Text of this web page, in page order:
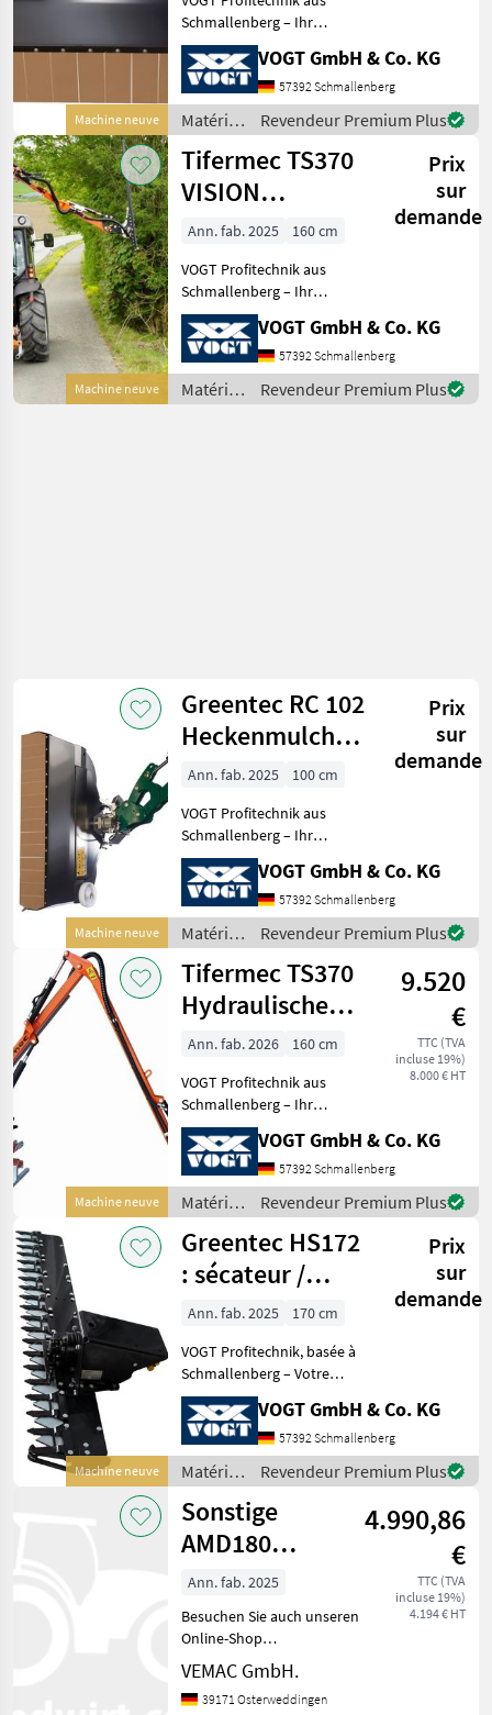
Machine neuve
Schmallenberg – Ihr
führender Anbieter für
professionelle
Landschaftspflegetechnik =
Mehrere VOGT-Standorte +
100 Servicepartner in
Deutsch
VOGT GmbH & Co. KG
57392 Schmallenberg
Matériels
pour
l’entretien
des
arbres /
Greentec
Revendeur Premium Plus
Machine neuve
Tifermec TS370
VISION
Heckenschere
/Heckenschneider
Prix
sur
demande
Ann. fab. 2025
160 cm
VOGT Profitechnik aus
Schmallenberg – Ihr
führender Anbieter für
professionelle
Landschaftspflegetechnik =
Mehrere VOGT-Standorte +
100 Servicepartner in
VOGT GmbH & Co. KG
57392 Schmallenberg
Matériels
pour
Revendeur Premium Plus
Machine neuve
Greentec RC 102
Heckenmulcher
für Ausleger
/Bagger
Prix
sur
demande
Ann. fab. 2025
100 cm
VOGT Profitechnik aus
Schmallenberg – Ihr
führender Anbieter für
professionelle
Landschaftspflegetechnik =
Mehrere VOGT-Standorte +
100 Servicepartner in
Deutsch
VOGT GmbH & Co. KG
57392 Schmallenberg
Matériels
pour
l’entretien
des
arbres /
Greentec
Revendeur Premium Plus
Machine neuve
Tifermec TS370
Hydraulische
Heckenschere
/Heckenschneider
9.520
€
TTC (TVA
incluse 19%)
8.000 € HT
Ann. fab. 2026
160 cm
VOGT Profitechnik aus
Schmallenberg – Ihr
führender Anbieter für
professionelle
Landschaftspflegetechnik =
Mehrere VOGT-Standorte +
100 Servicepartner in
Deutsch
VOGT GmbH & Co. KG
57392 Schmallenberg
Matériels
pour
l’entretien
des
arbres /
Tifermec
Revendeur Premium Plus
Machine neuve
Greentec HS172
: sécateur /
taille-haie pour
flèche
télescopique
Prix
sur
demande
Ann. fab. 2025
170 cm
VOGT Profitechnik, basée à
Schmallenberg – Votre
fournisseur de référence en
matière d'équipements
professionnels pour
l'entretien des espaces
verts = Plusieurs s
VOGT GmbH & Co. KG
57392 Schmallenberg
Matériels
pour
l’entretien
des
arbres /
Greentec
Revendeur Premium Plus
Sonstige
AMD180
Heckenschere
Böschungsmulcher
Mulcher Sch
4.990,86
€
TTC (TVA
incluse 19%)
4.194 € HT
Ann. fab. 2025
Besuchen Sie auch unseren
Online-Shop
www.traktorshop24. com
Heckenschere -
Böschungsmulcher Geo
VEMAC GmbH.
39171 Osterweddingen